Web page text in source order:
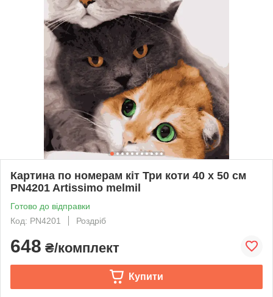
Картина по номерам кіт Три коти 40 х 50 см
PN4201 Artissimo melmil
Готово до відправки
Код: PN4201
Роздріб
648 ₴/комплект
Купити